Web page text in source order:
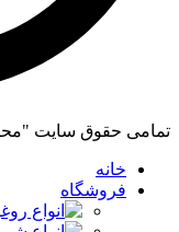
تمامی حقوق سایت
خانه
فروشگاه